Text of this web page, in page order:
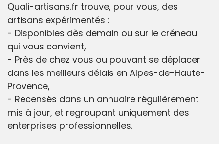
Quali-artisans.fr trouve, pour vous, des
artisans expérimentés :
- Disponibles dès demain ou sur le créneau
qui vous convient,
- Près de chez vous ou pouvant se déplacer
dans les meilleurs délais en Alpes-de-Haute-
Provence,
- Recensés dans un annuaire régulièrement
mis à jour, et regroupant uniquement des
enterprises professionnelles.